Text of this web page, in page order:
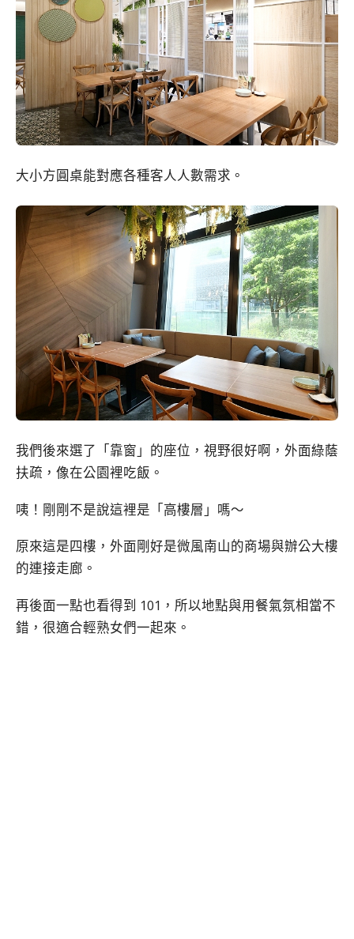
大小方圓桌能對應各種客人人數需求。
我們後來選了「靠窗」的座位，視野很好啊，外面綠蔭
扶疏，像在公園裡吃飯。
咦！剛剛不是說這裡是「高樓層」嗎～
原來這是四樓，外面剛好是微風南山的商場與辦公大樓
的連接走廊。
再後面一點也看得到 101，所以地點與用餐氣氛相當不
錯，很適合輕熟女們一起來。